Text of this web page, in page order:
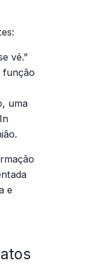
vê.”
função
uma
e